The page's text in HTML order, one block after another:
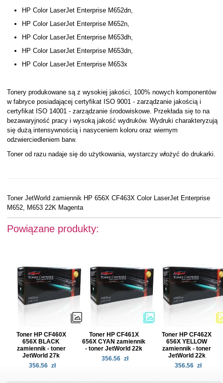
HP Color LaserJet Enterprise M652dn,
HP Color LaserJet Enterprise M652n,
HP Color LaserJet Enterprise M653dh,
HP Color LaserJet Enterprise M653dn,
HP Color LaserJet Enterprise M653x
Tonery produkowane są z wysokiej jakości, 100% nowych komponentów
w fabryce posiadającej certyfikat ISO 9001 - zarządzanie jakością i
certyfikat ISO 14001 - zarządzanie środowiskowe. Przekłada się to na
bezawaryjność pracy i wysoką jakość wydruków. Wydruki charakteryzują
się dużą intensywnością i nasyceniem koloru oraz wiernym
odzwierciedleniem barw.
Toner od razu nadaje się do użytkowania, wystarczy włożyć do drukarki.
Toner JetWorld zamiennik HP 656X CF463X Color LaserJet Enterprise
M652, M653 22K Magenta
Powiązane produkty:
Toner HP CF460X
656X BLACK
zamiennik - toner
JetWorld 27k
356.56 zł
Toner HP CF461X
656X CYAN zamiennik
- toner JetWorld 22k
356.56 zł
Toner HP CF462X
656X YELLOW
zamiennik - toner
JetWorld 22k
356.56 zł